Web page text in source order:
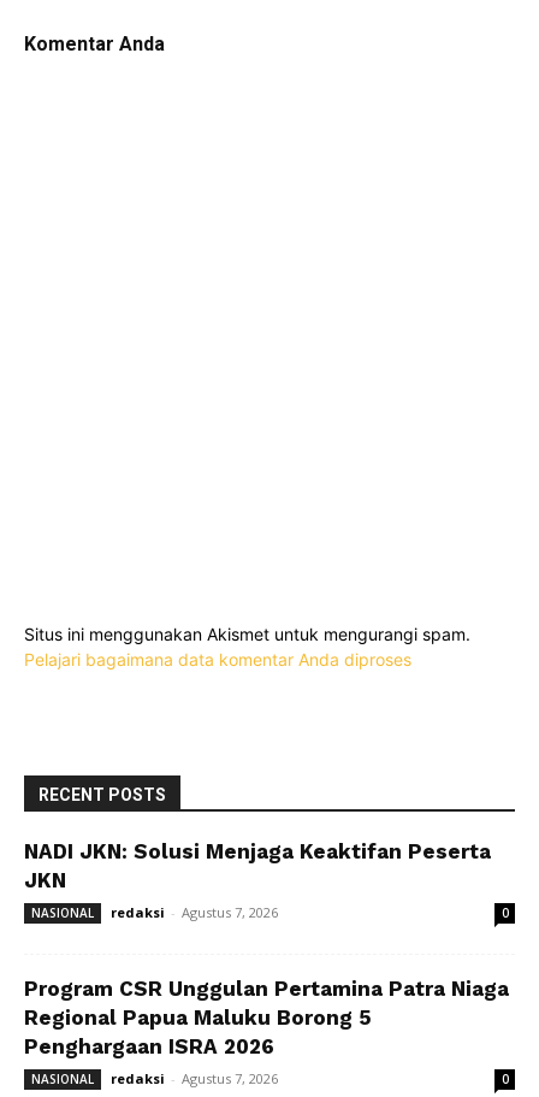
Komentar Anda
Situs ini menggunakan Akismet untuk mengurangi spam.
Pelajari bagaimana data komentar Anda diproses
RECENT POSTS
NADI JKN: Solusi Menjaga Keaktifan Peserta
JKN
NASIONAL redaksi - Agustus 7, 2026 0
Program CSR Unggulan Pertamina Patra Niaga
Regional Papua Maluku Borong 5
Penghargaan ISRA 2026
NASIONAL redaksi - Agustus 7, 2026 0